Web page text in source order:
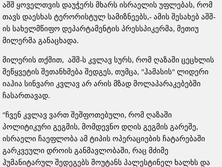
აშშ ყოველთვის დაუჭერს მხარს ისრაელის უფლებას, რომ
თავს დაესხას ტერორისტულ სამიზნეებს,- ამის შესახებ აშშ-
ის სახელმწიფო დეპარტამენტის პრესსპიკერმა, მეთიუ
მილერმა განაცხადა.
მილერის თქმით, აშშ-ს კვლავ სურს, რომ ღაზაში ცეცხლის
შეწყვეტის შეთანხმება შედგეს, თუმცა, "ჰამასის" ლიდერი
იაჰია სინვარი კვლავ არ არის მზად მოლაპარაკებებში
ჩასართავად.
"ჩვენ კვლავ ვართ შეშფოთებული, რომ ღაზაში
პოლიტიკური გეგმის, მომდევნო დღის გეგმის გარეშე,
ისრაელი ჩაეფლობა ამ ტიპის ოპერაციების ჩატარებაში
გარკვეული დროის განმავლობაში, რაც მძიმე
ჰუმანიტარულ შედეგებს მოუტანს პალესტინელ ხალხს და